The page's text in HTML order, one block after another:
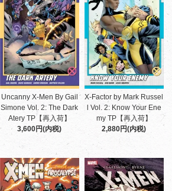
Uncanny X-Men By Gail
Simone Vol. 2: The Dark
Atery TP【再入荷】
3,600円(内税)
X-Factor by Mark Russel
l Vol. 2: Know Your Ene
my TP【再入荷】
2,880円(内税)